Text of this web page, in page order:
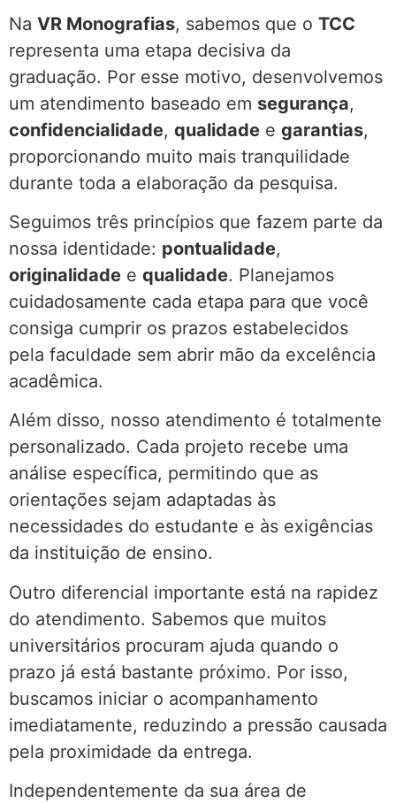
Na VR Monografias, sabemos que o TCC
representa uma etapa decisiva da
graduação. Por esse motivo, desenvolvemos
um atendimento baseado em segurança,
confidencialidade, qualidade e garantias,
proporcionando muito mais tranquilidade
durante toda a elaboração da pesquisa.
Seguimos três princípios que fazem parte da
nossa identidade: pontualidade,
originalidade e qualidade. Planejamos
cuidadosamente cada etapa para que você
consiga cumprir os prazos estabelecidos
pela faculdade sem abrir mão da excelência
acadêmica.
Além disso, nosso atendimento é totalmente
personalizado. Cada projeto recebe uma
análise específica, permitindo que as
orientações sejam adaptadas às
necessidades do estudante e às exigências
da instituição de ensino.
Outro diferencial importante está na rapidez
do atendimento. Sabemos que muitos
universitários procuram ajuda quando o
prazo já está bastante próximo. Por isso,
buscamos iniciar o acompanhamento
imediatamente, reduzindo a pressão causada
pela proximidade da entrega.
Independentemente da sua área de